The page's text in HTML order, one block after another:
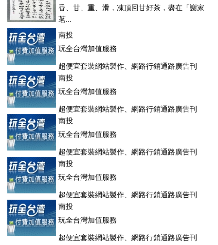
香、甘、重、滑，凍頂回甘好茶，盡在「謝家
茗...
南投
玩全台灣加值服務
超便宜套裝網站製作、網路行銷通路廣告刊
登、訂房系統、客房委託旅行社銷售，全面優惠中....
南投
玩全台灣加值服務
超便宜套裝網站製作、網路行銷通路廣告刊
登、訂房系統、客房委託旅行社銷售，全面優惠中....
南投
玩全台灣加值服務
超便宜套裝網站製作、網路行銷通路廣告刊
登、訂房系統、客房委託旅行社銷售，全面優惠中....
南投
玩全台灣加值服務
超便宜套裝網站製作、網路行銷通路廣告刊
登、訂房系統、客房委託旅行社銷售，全面優惠中....
南投
玩全台灣加值服務
超便宜套裝網站製作、網路行銷通路廣告刊